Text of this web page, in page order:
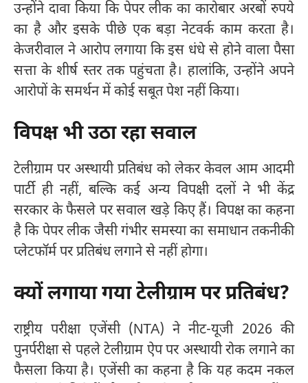
उन्होंने दावा किया कि पेपर लीक का कारोबार अरबों रुपये
का है और इसके पीछे एक बड़ा नेटवर्क काम करता है।
केजरीवाल ने आरोप लगाया कि इस धंधे से होने वाला पैसा
सत्ता के शीर्ष स्तर तक पहुंचता है। हालांकि, उन्होंने अपने
आरोपों के समर्थन में कोई सबूत पेश नहीं किया।
विपक्ष भी उठा रहा सवाल
टेलीग्राम पर अस्थायी प्रतिबंध को लेकर केवल आम आदमी
पार्टी ही नहीं, बल्कि कई अन्य विपक्षी दलों ने भी केंद्र
सरकार के फैसले पर सवाल खड़े किए हैं। विपक्ष का कहना
है कि पेपर लीक जैसी गंभीर समस्या का समाधान तकनीकी
प्लेटफॉर्म पर प्रतिबंध लगाने से नहीं होगा।
क्यों लगाया गया टेलीग्राम पर प्रतिबंध?
राष्ट्रीय परीक्षा एजेंसी (NTA) ने नीट-यूजी 2026 की
पुनर्परीक्षा से पहले टेलीग्राम ऐप पर अस्थायी रोक लगाने का
फैसला किया है। एजेंसी का कहना है कि यह कदम नकल